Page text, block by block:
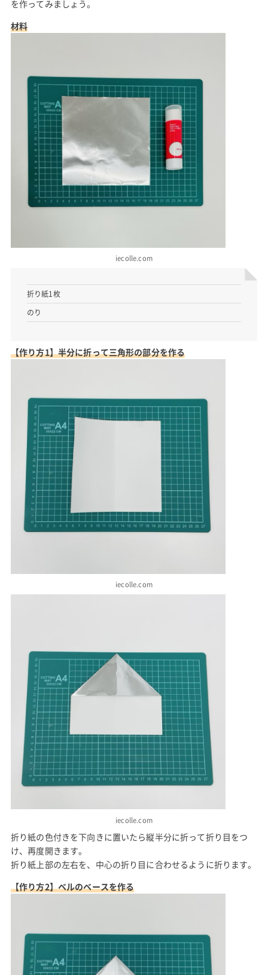
を作ってみましょう。
材料
iecolle.com
折り紙1枚
のり
【作り方1】半分に折って三角形の部分を作る
iecolle.com
iecolle.com
折り紙の色付きを下向きに置いたら縦半分に折って折り目をつ
け、再度開きます。
折り紙上部の左右を、中心の折り目に合わせるように折ります。
【作り方2】ベルのベースを作る